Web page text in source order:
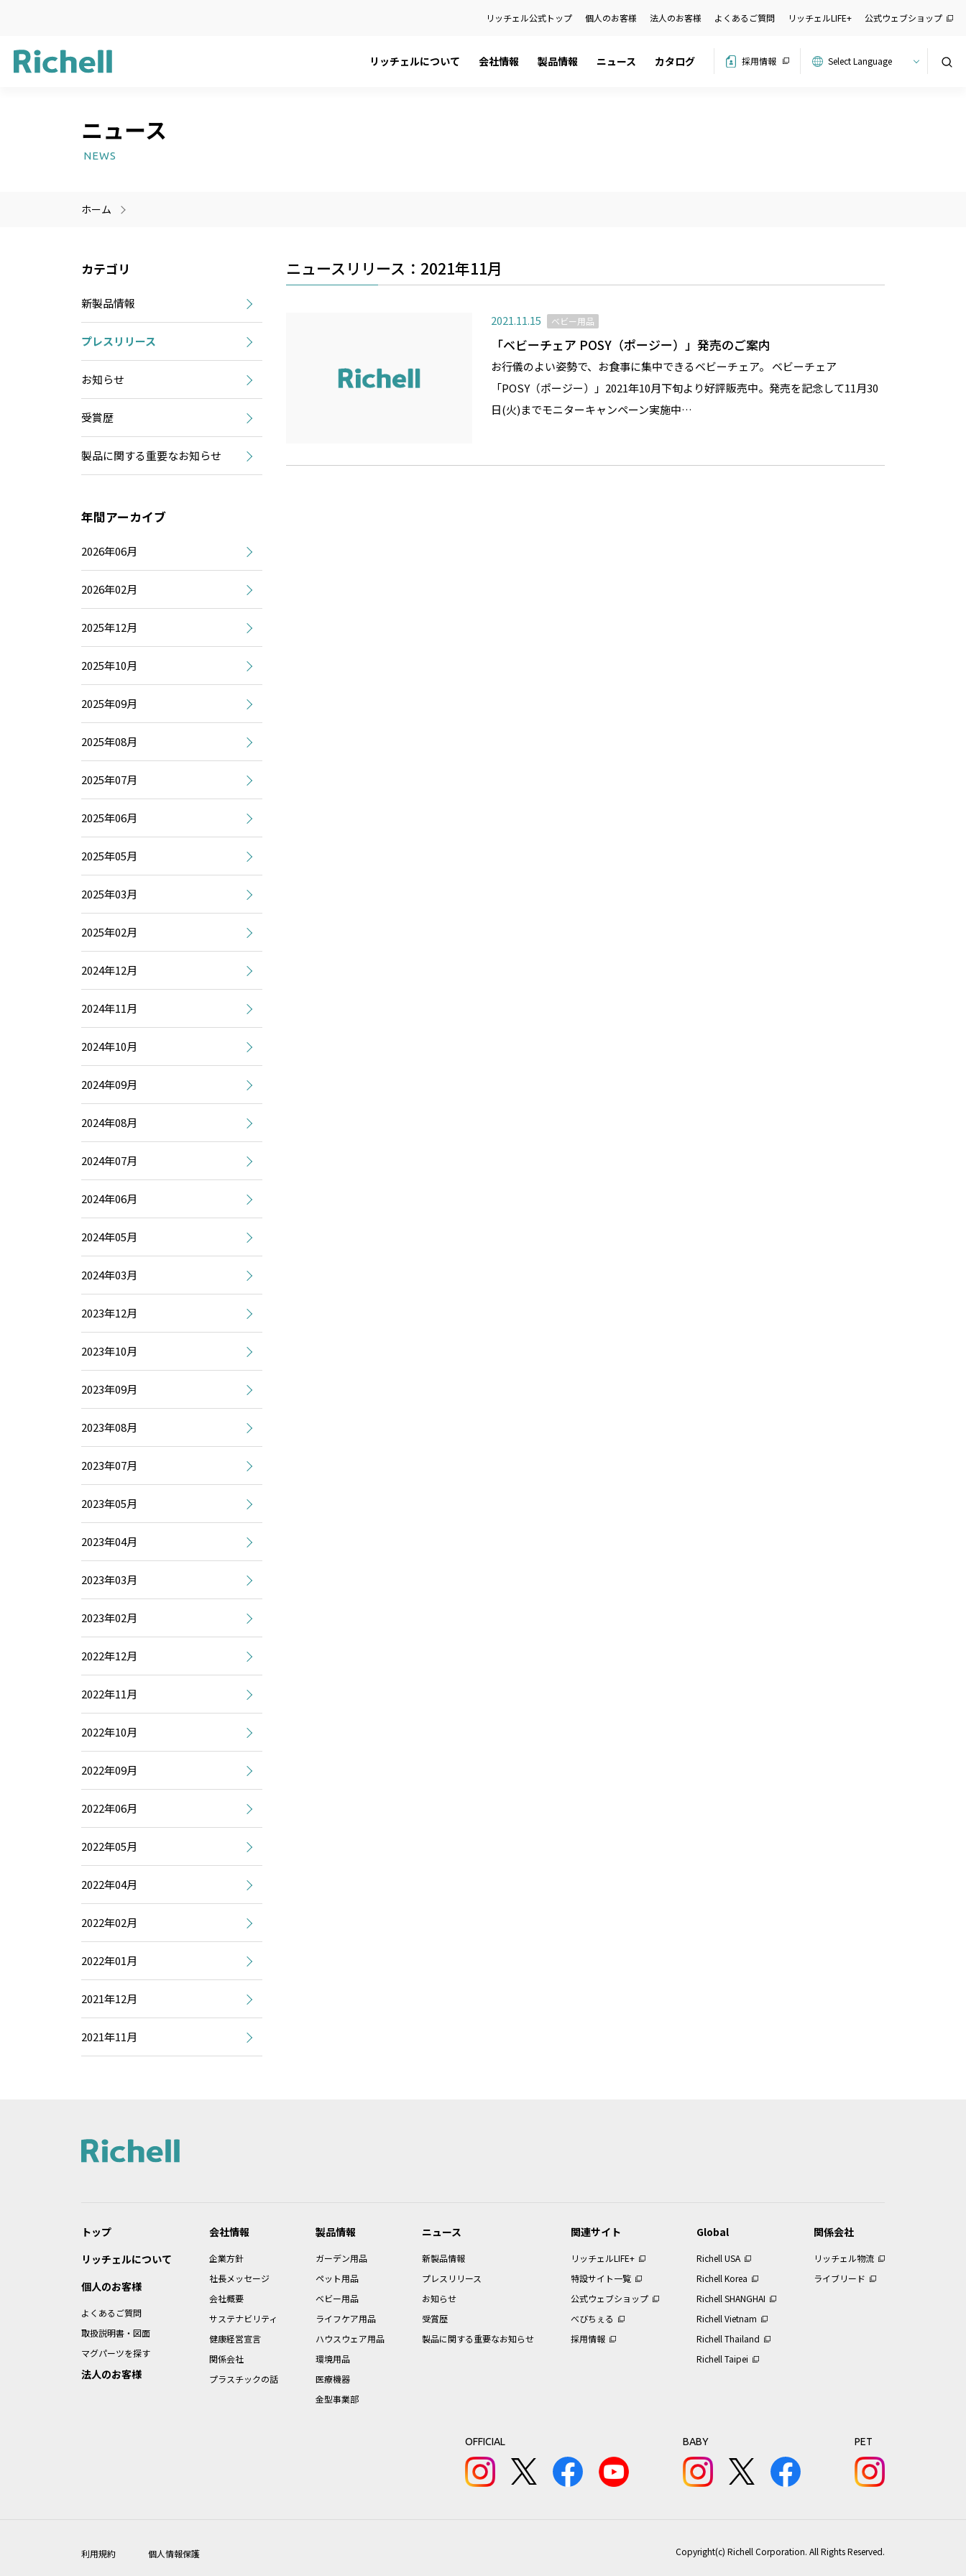
リッチェル公式トップ 個人のお客様 法人のお客様 よくあるご質問 リッチェルLIFE+ 公式ウェブショップ
リッチェルについて 会社情報 製品情報 ニュース カタログ 採用情報
ニュース
NEWS
ホーム
ニュースリリース：2021年11月
2021.11.15 ベビー用品
「ベビーチェア POSY（ポージー）」発売のご案内
お行儀のよい姿勢で、お食事に集中できるベビーチェア。 ベビーチェア
「POSY（ポージー）」2021年10月下旬より好評販売中。発売を記念して11月30
日(火)までモニターキャンペーン実施中…
カテゴリ
新製品情報
プレスリリース
お知らせ
受賞歴
製品に関する重要なお知らせ
年間アーカイブ
2026年06月
2026年02月
2025年12月
2025年10月
2025年09月
2025年08月
2025年07月
2025年06月
2025年05月
2025年03月
2025年02月
2024年12月
2024年11月
2024年10月
2024年09月
2024年08月
2024年07月
2024年06月
2024年05月
2024年03月
2023年12月
2023年10月
2023年09月
2023年08月
2023年07月
2023年05月
2023年04月
2023年03月
2023年02月
2022年12月
2022年11月
2022年10月
2022年09月
2022年06月
2022年05月
2022年04月
2022年02月
2022年01月
2021年12月
2021年11月
トップ
リッチェルについて
個人のお客様
よくあるご質問
取扱説明書・図面
マグパーツを探す
法人のお客様
会社情報
企業方針
社長メッセージ
会社概要
サステナビリティ
健康経営宣言
関係会社
プラスチックの話
製品情報
ガーデン用品
ペット用品
ベビー用品
ライフケア用品
ハウスウェア用品
環境用品
医療機器
金型事業部
ニュース
新製品情報
プレスリリース
お知らせ
受賞歴
製品に関する重要なお知らせ
関連サイト
リッチェルLIFE+
特設サイト一覧
公式ウェブショップ
べびちぇる
採用情報
Global
Richell USA
Richell Korea
Richell SHANGHAI
Richell Vietnam
Richell Thailand
Richell Taipei
関係会社
リッチェル物流
ライブリード
OFFICIAL BABY PET
利用規約 個人情報保護 Copyright(c) Richell Corporation. All Rights Reserved.